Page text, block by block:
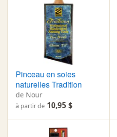
Pinceau en soies
naturelles Tradition
de Nour
à partir de 10,95 $